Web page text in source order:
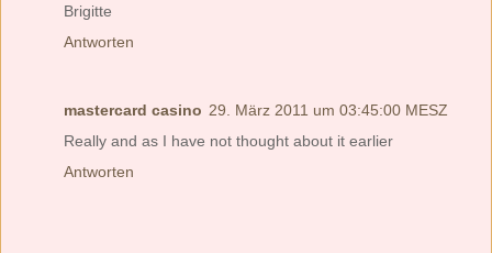
Brigitte
Antworten
mastercard casino 29. März 2011 um 03:45:00 MESZ
Really and as I have not thought about it earlier
Antworten